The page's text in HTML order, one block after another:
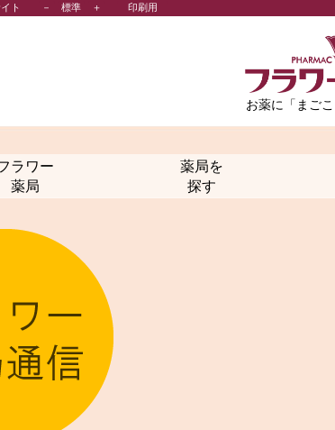
お薬に「まごこ
ラワー
薬局
薬局を
探す
－ 標準 ＋ 印刷用
ト